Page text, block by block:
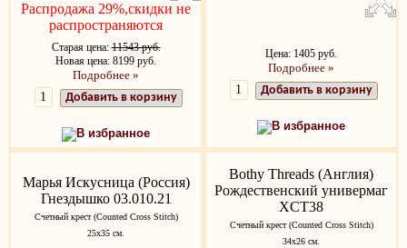
Распродажа 29%,скидки не
распространяются
Старая цена:11543 руб.
Новая цена: 8199 руб.
Подробнее »
Добавить в корзину
В избранное
Цена: 1405 руб.
Подробнее »
Добавить в корзину
В избранное
Марья Искусница (Россия)
Гнездышко 03.010.21
Счетный крест (Counted Cross Stitch)
25x35 см.
Bothy Threads (Англия)
Рождественский универмаг
XCT38
Счетный крест (Counted Cross Stitch)
34х26 см.